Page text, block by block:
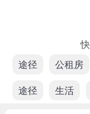
途径
公租房
途径
生活